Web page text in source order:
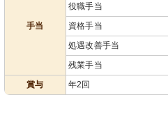
手当
役職手当
資格手当
処遇改善手当
残業手当
賞与
年2回